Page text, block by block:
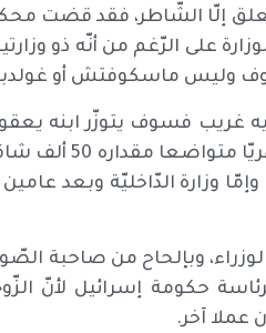
إلّا الشّاطر، فقد قضت
على الرّغم من أنّه ذو
وليس ماسكوفتش أو
غريب فسوف يتوزّر ابنه
“يانكي” ويعمل موظّفا في إحدى
وزارة الدّاخليّة وبعد
وبإلحاح من صاحبة
حكومة إسرائيل لأنّ
عملا آخر.